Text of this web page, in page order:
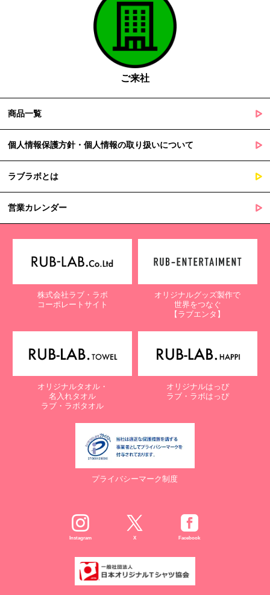
がある場合であって、本人の同意を得る事が困難であるとき
国の機関若しくは地方公共団体又はその委託を受けた者が法令
の定める事務を遂行することに対して協力する必要がある場合
であって、本人の同意を得ることによって当該事務の遂行に支
障を及ぼすおそれがあるとき
当社は個人情報の取扱業務の全部または一部を外部に業務委託する
その際、弊社は、個人情報を適切に保護できる管理体制を敷き実行
していることを条件として委託先を厳選したうえで、機密保持契約
を委託先と締結し、お客様の個人情報を厳密に管理させます。
６. 個人情報（保有個人データを含む）の利用目的通知、開示・訂
正等、利用停止等の請求
情報の利用目的の通知、開示、訂正・追加・削除、利用停止・消去
たします。これらの請求は、次の窓口にて受け付けております。
〒761-0323 香川県高松市亀田町90-1
株式会社ラブ・ラボ
電子メール：info@rub-lab.com
【認定個人情報保護団体の名称及び、苦情の解決の申出先】
一般財団法人日本情報経済社会推進協会
認定個人情報保護団体事務局
〒106-0032 東京都港区六本木一丁目9番9号 六本木ファースト
７. 個人情報の提供の任意性と提供されない場合に起こりうる影響
８. Cookie（クッキー）等の利用について
当社のウェブサイトでは、お客様に適したサービスや情報、広告等
を提供する目的のため、Cookie（クッキー）及びそれに類する技
術を利用することがあります。
ご来社
商品一覧
個人情報保護方針・個人情報の取り扱いについて
ラブラボとは
営業カレンダー
株式会社ラブ・ラボ
コーポレートサイト
オリジナルグッズ製作で
世界をつなぐ
【ラブエンタ】
オリジナルタオル・
名入れタオル
ラブ・ラボタオル
オリジナルはっぴ
ラブ・ラボはっぴ
プライバシーマーク制度
Instagram X Facebook